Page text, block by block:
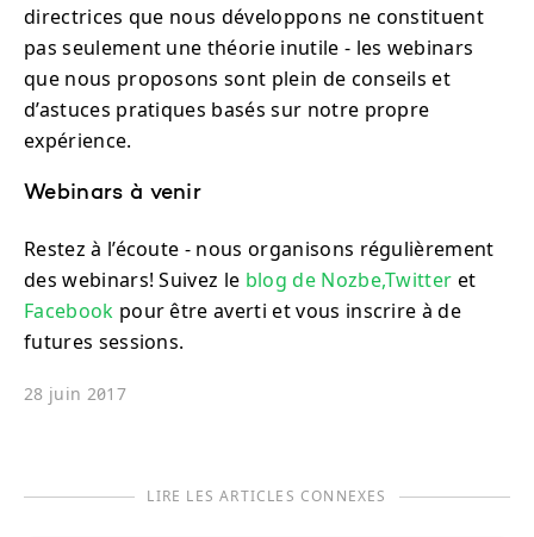
directrices que nous développons ne constituent
pas seulement une théorie inutile - les webinars
que nous proposons sont plein de conseils et
d’astuces pratiques basés sur notre propre
expérience.
Webinars à venir
Restez à l’écoute - nous organisons régulièrement
des webinars! Suivez le blog de Nozbe,Twitter et
Facebook pour être averti et vous inscrire à de
futures sessions.
28 juin 2017
LIRE LES ARTICLES CONNEXES